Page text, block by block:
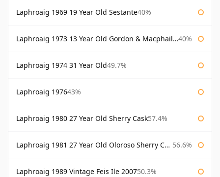
Laphroaig 1969 19 Year Old Sestante40%
Laphroaig 1973 13 Year Old Gordon & Macphail Connoisseurs Choice 40%
Laphroaig 1974 31 Year Old49.7%
Laphroaig 197643%
Laphroaig 1980 27 Year Old Sherry Cask57.4%
Laphroaig 1981 27 Year Old Oloroso Sherry Cask 56.6%
Laphroaig 1989 Vintage Feis Ile 200750.3%